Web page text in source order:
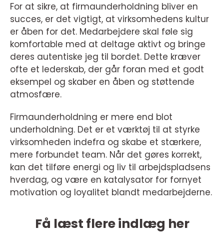
For at sikre, at firmaunderholdning bliver en
succes, er det vigtigt, at virksomhedens kultur
er åben for det. Medarbejdere skal føle sig
komfortable med at deltage aktivt og bringe
deres autentiske jeg til bordet. Dette kræver
ofte et lederskab, der går foran med et godt
eksempel og skaber en åben og støttende
atmosfære.
Firmaunderholdning er mere end blot
underholdning. Det er et værktøj til at styrke
virksomheden indefra og skabe et stærkere,
mere forbundet team. Når det gøres korrekt,
kan det tilføre energi og liv til arbejdspladsens
hverdag, og være en katalysator for fornyet
motivation og loyalitet blandt medarbejderne.
Få læst flere indlæg her